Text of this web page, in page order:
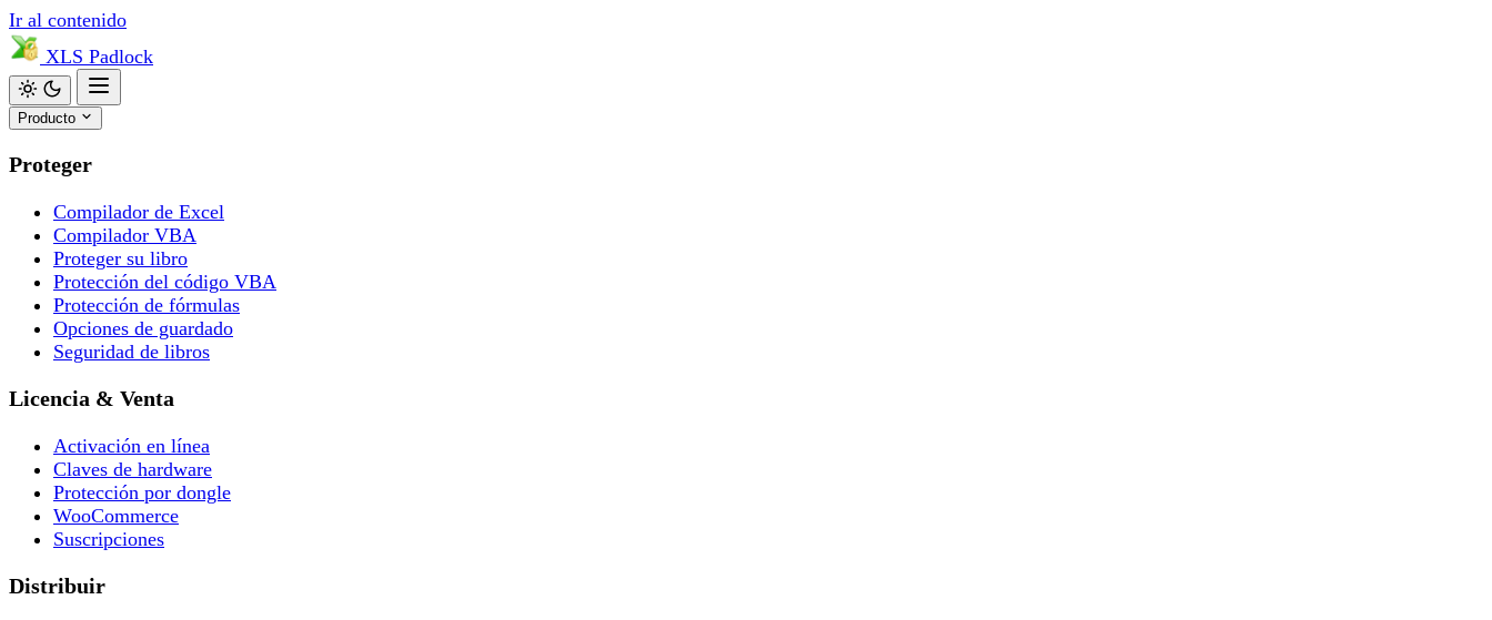
Ir al contenido
XLS Padlock
Producto
Proteger
Compilador de Excel
Compilador VBA
Proteger su libro
Protección del código VBA
Protección de fórmulas
Opciones de guardado
Seguridad de libros
Licencia & Venta
Activación en línea
Claves de hardware
Protección por dongle
WooCommerce
Suscripciones
Distribuir